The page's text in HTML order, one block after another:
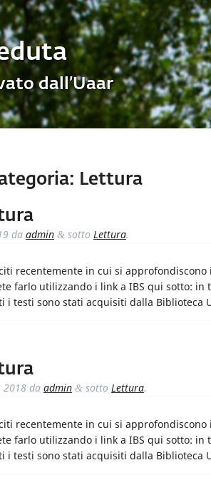
dall’Uaar
Lettura
da admin & sotto Lettura.
recentemente in cui si approfondiscono
farlo utilizzando i link a IBS qui sotto: in
i testi sono stati acquisiti dalla Biblioteca
2018 da admin & sotto Lettura.
recentemente in cui si approfondiscono
farlo utilizzando i link a IBS qui sotto: in
i testi sono stati acquisiti dalla Biblioteca